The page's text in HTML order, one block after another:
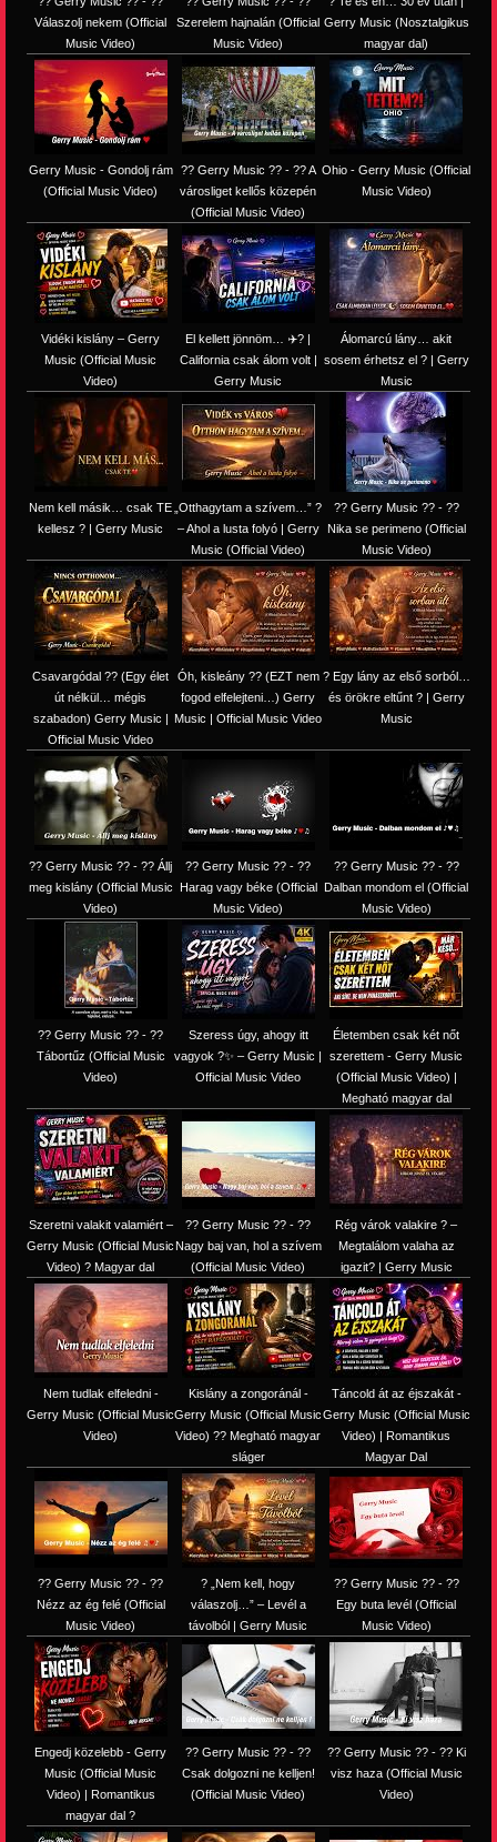
Válaszolj nekem (Official
Music Video)
Szerelem hajnalán (Official
Music Video)
Gerry Music (Nosztalgikus
magyar dal)
Gerry Music - Gondolj rám
(Official Music Video)
?? Gerry Music ?? - ?? A
városliget kellős közepén
(Official Music Video)
Ohio - Gerry Music (Official
Music Video)
Vidéki kislány – Gerry
Music (Official Music
Video)
El kellett jönnöm… ✈️? |
California csak álom volt |
Gerry Music
Álomarcú lány… akit
sosem érhetsz el ? | Gerry
Music
Nem kell másik… csak TE
kellesz ? | Gerry Music
„Otthagytam a szívem…” ?
– Ahol a lusta folyó | Gerry
Music (Official Video)
?? Gerry Music ?? - ??
Nika se perimeno (Official
Music Video)
Csavargódal ?? (Egy élet
út nélkül… mégis
szabadon) Gerry Music |
Official Music Video
Óh, kisleány ?? (EZT nem
fogod elfelejteni…) Gerry
Music | Official Music Video
? Egy lány az első sorból…
és örökre eltűnt ? | Gerry
Music
?? Gerry Music ?? - ?? Állj
meg kislány (Official Music
Video)
?? Gerry Music ?? - ??
Harag vagy béke (Official
Music Video)
?? Gerry Music ?? - ??
Dalban mondom el (Official
Music Video)
?? Gerry Music ?? - ??
Tábortűz (Official Music
Video)
Szeress úgy, ahogy itt
vagyok ?✨ – Gerry Music |
Official Music Video
Életemben csak két nőt
szerettem - Gerry Music
(Official Music Video) |
Megható magyar dal
Szeretni valakit valamiért –
Gerry Music (Official Music
Video) ? Magyar dal
?? Gerry Music ?? - ??
Nagy baj van, hol a szívem
(Official Music Video)
Rég várok valakire ? –
Megtalálom valaha az
igazit? | Gerry Music
Nem tudlak elfeledni -
Gerry Music (Official Music
Video)
Kislány a zongoránál -
Gerry Music (Official Music
Video) ?? Megható magyar
sláger
Táncold át az éjszakát -
Gerry Music (Official Music
Video) | Romantikus
Magyar Dal
?? Gerry Music ?? - ??
Nézz az ég felé (Official
Music Video)
? „Nem kell, hogy
válaszolj…” – Levél a
távolból | Gerry Music
?? Gerry Music ?? - ??
Egy buta levél (Official
Music Video)
Engedj közelebb - Gerry
Music (Official Music
Video) | Romantikus
magyar dal ?
?? Gerry Music ?? - ??
Csak dolgozni ne kelljen!
(Official Music Video)
?? Gerry Music ?? - ?? Ki
visz haza (Official Music
Video)